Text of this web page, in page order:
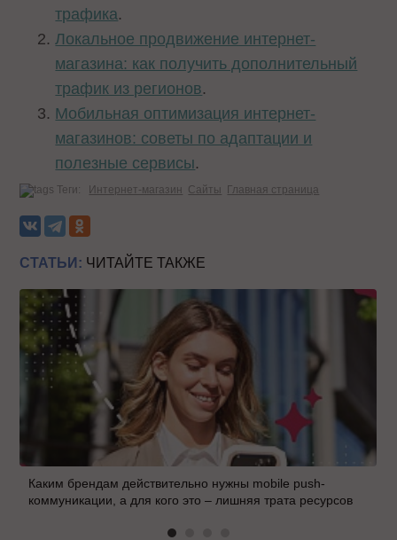
трафика.
Локальное продвижение интернет-
магазина: как получить дополнительный
трафик из регионов.
Мобильная оптимизация интернет-
магазинов: советы по адаптации и
полезные сервисы.
Теги: Интернет-магазин Сайты Главная страница
СТАТЬИ: ЧИТАЙТЕ ТАКЖЕ
Каким брендам действительно нужны mobile push-
коммуникации, а для кого это – лишняя трата ресурсов